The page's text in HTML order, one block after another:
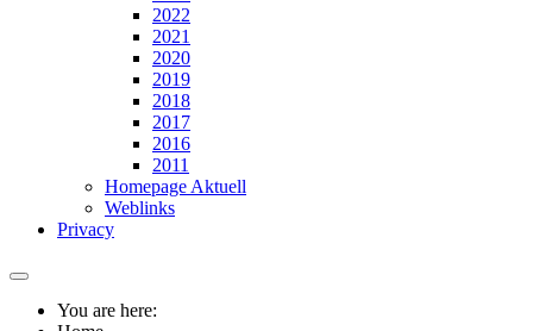
2022
2021
2020
2019
2018
2017
2016
2011
Homepage Aktuell
Weblinks
Privacy
You are here: